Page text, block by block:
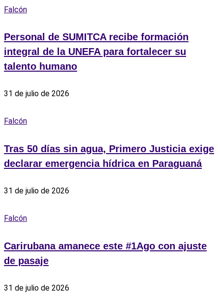
Falcón
Personal de SUMITCA recibe formación
integral de la UNEFA para fortalecer su
talento humano
31 de julio de 2026
Falcón
Tras 50 días sin agua, Primero Justicia exige
declarar emergencia hídrica en Paraguaná
31 de julio de 2026
Falcón
‎Carirubana amanece este #1Ago con ajuste
de pasaje
31 de julio de 2026